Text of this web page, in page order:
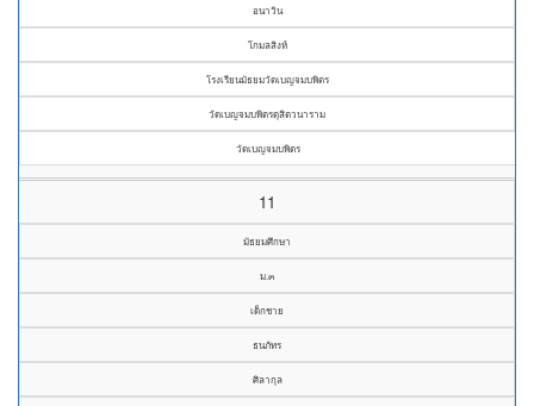
อนาวิน
โกมลสิงห์
โรงเรียนมัธยมวัดเบญจมบพิตร
วัดเบญจมบพิตรดุสิตวนาราม
วัดเบญจมบพิตร
11
มัธยมศึกษา
ม.๓
เด็กชาย
ธนภัทร
ศิลากุล